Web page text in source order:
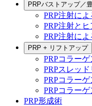
PRPバストアップ／
PRP注射に
PRP注射と
PRP注射に
PRP + リフトアップ
PRPコラーゲ
PRPスレッド
PRPコラー
PRPコラー
PRP形成術